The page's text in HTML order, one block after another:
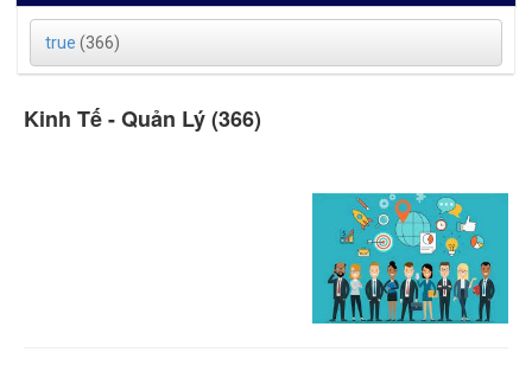
true (366)
Kinh Tế - Quản Lý (366)